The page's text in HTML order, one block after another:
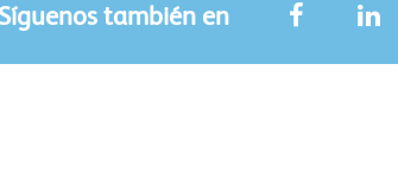
también en